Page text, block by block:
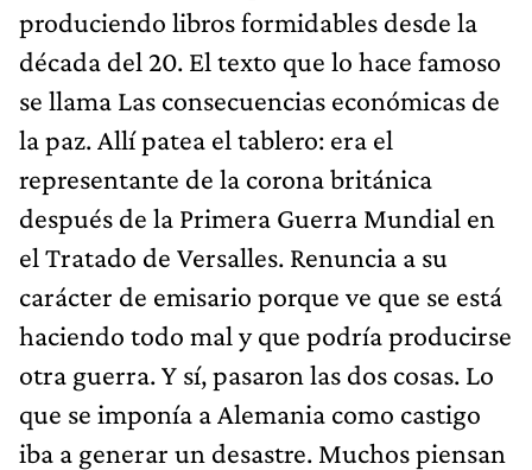
produciendo libros formidables desde la
década del 20. El texto que lo hace famoso
se llama Las consecuencias económicas de
la paz. Allí patea el tablero: era el
representante de la corona británica
después de la Primera Guerra Mundial en
el Tratado de Versalles. Renuncia a su
carácter de emisario porque ve que se está
haciendo todo mal y que podría producirse
otra guerra. Y sí, pasaron las dos cosas. Lo
que se imponía a Alemania como castigo
iba a generar un desastre. Muchos piensan